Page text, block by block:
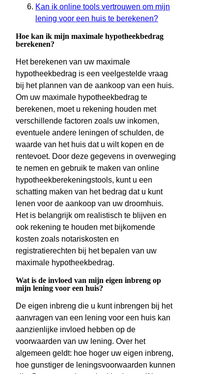
Kan ik online tools vertrouwen om mijn
lening voor een huis te berekenen?
Hoe kan ik mijn maximale hypotheekbedrag
berekenen?
Het berekenen van uw maximale
hypotheekbedrag is een veelgestelde vraag
bij het plannen van de aankoop van een huis.
Om uw maximale hypotheekbedrag te
berekenen, moet u rekening houden met
verschillende factoren zoals uw inkomen,
eventuele andere leningen of schulden, de
waarde van het huis dat u wilt kopen en de
rentevoet. Door deze gegevens in overweging
te nemen en gebruik te maken van online
hypotheekberekeningstools, kunt u een
schatting maken van het bedrag dat u kunt
lenen voor de aankoop van uw droomhuis.
Het is belangrijk om realistisch te blijven en
ook rekening te houden met bijkomende
kosten zoals notariskosten en
registratierechten bij het bepalen van uw
maximale hypotheekbedrag.
Wat is de invloed van mijn eigen inbreng op
mijn lening voor een huis?
De eigen inbreng die u kunt inbrengen bij het
aanvragen van een lening voor een huis kan
aanzienlijke invloed hebben op de
voorwaarden van uw lening. Over het
algemeen geldt: hoe hoger uw eigen inbreng,
hoe gunstiger de leningsvoorwaarden kunnen